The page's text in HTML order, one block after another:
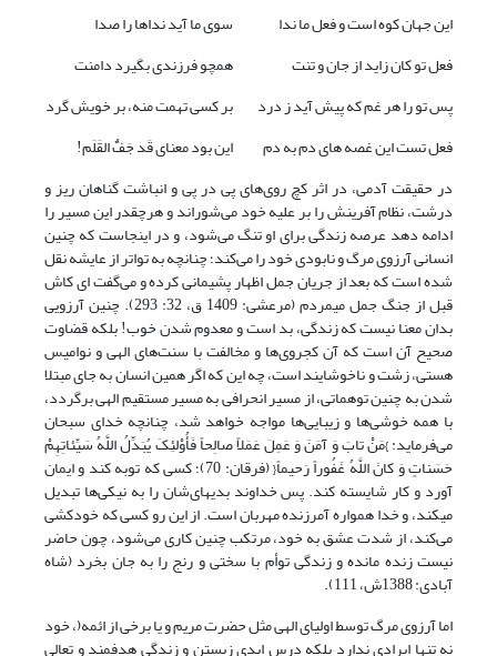
این جهان کوه است و فعل ما ندا
سوی ما آید نداها را صدا
فعل تو کان زاید از جان و تنت
همچو فرزندی بگیرد دامنت
پس تو را هر غم که پیش آید ز درد
بر کسی تهمت منه، بر خویش گرد
فعل تست این غصه های دم به دم
این بود معنای قَد جَفٌَ القَلَم!
در حقیقت آدمی، در اثر کچ روی‌های پی در پی و انباشت گناهان ریز و
درشت، نظام آفرینش را بر علیه خود می‌شوراند و هرچقدر این مسیر را
ادامه دهد عرصه زندگی برای او تنگ می‌شود، و در این‎جاست که چنین
انسانی آرزوی مرگ و نابودی خود را می‌کند؛ چنانچه به تواتر از عایشه نقل
شده است که بعد از جریان جمل اظهار پشیمانی کرده و می‌گفت ای کاش
قبل از جنگ جمل می‎مردم (مرعشی: 1409 ق، 32: 293). چنین آرزویی
بدان معنا نیست که زندگی، بد است و معدوم شدن خوب! بلکه قضاوت
صحیح آن است که آن کجروی‌ها و مخالفت با سنت‌های الهی و نوامیس
هستی، زشت و ناخوشایند است، چه این که اگر همین انسان به جای مبتلا
شدن به چنین توهماتی، از مسیر انحرافی به مسیر مستقیم الهی برگردد،
با همه خوشی‌ها و زیبایی‌ها مواجه خواهد شد، چنانچه خدای سبحان
می‌فرماید: }مَنْ تابَ وَ آمَنَ وَ عَمِلَ عَمَلاً صالِحاً فَأُوْلئِکَ یُبَدِّلُ اللَّهُ سَیِّئاتِهِمْ
حَسَناتٍ وَ کانَ اللَّهُ غَفُوراً رَحیماً{ (فرقان: 70)؛ کسى که توبه کند و ایمان
آورد و کار شایسته کند. پس خداوند بدیهای‌شان را به نیکی‌ها تبدیل
مى‏کند، و خدا همواره آمرزنده مهربان است. از این رو کسی که خودکشی
می‌کند، از شدت عشق به خود، مرتکب چنین کاری می‌شود، چون حاضر
نیست زنده مانده و زندگی توأم با سختی و رنج را به جان بخرد (شاه
آبادی: 1388ش، 111).
اما آرزوی مرگ توسط اولیای الهی مثل حضرت مریم و یا برخی از ائمه(، خود
نه تنها ایرادی ندارد بلکه درس ابدی زیستن و زندگی هدفمند و تعالی